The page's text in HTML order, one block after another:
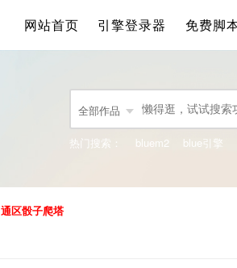
网站首页 引擎登录器 免费脚
全部作品
热门搜索： bluem2 blue引擎
通区骰子爬塔